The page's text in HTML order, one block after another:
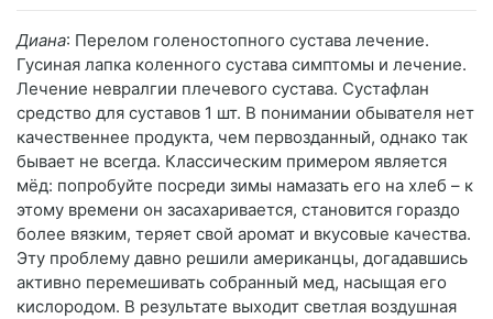
Диана: Перелом голеностопного сустава лечение.
Гусиная лапка коленного сустава симптомы и лечение.
Лечение невралгии плечевого сустава. Сустафлан
средство для суставов 1 шт. В понимании обывателя нет
качественнее продукта, чем первозданный, однако так
бывает не всегда. Классическим примером является
мёд: попробуйте посреди зимы намазать его на хлеб – к
этому времени он засахаривается, становится гораздо
более вязким, теряет свой аромат и вкусовые качества.
Эту проблему давно решили американцы, догадавшись
активно перемешивать собранный мед, насыщая его
кислородом. В результате выходит светлая воздушная